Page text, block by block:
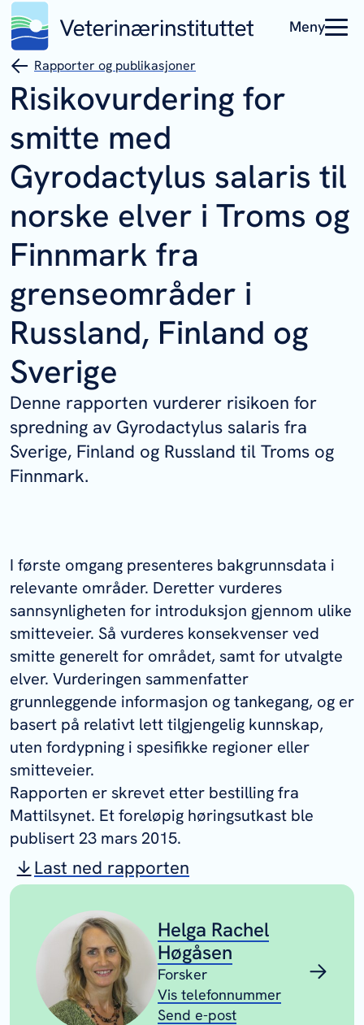
Meny
Rapporter og publikasjoner
Risikovurdering for
smitte med
Gyrodactylus salaris til
norske elver i Troms og
Finnmark fra
grenseområder i
Russland, Finland og
Sverige
Denne rapporten vurderer risikoen for
spredning av Gyrodactylus salaris fra
Sverige, Finland og Russland til Troms og
Finnmark.
I første omgang presenteres bakgrunnsdata i
relevante områder. Deretter vurderes
sannsynligheten for introduksjon gjennom ulike
smitteveier. Så vurderes konsekvenser ved
smitte generelt for området, samt for utvalgte
elver. Vurderingen sammenfatter
grunnleggende informasjon og tankegang, og er
basert på relativt lett tilgjengelig kunnskap,
uten fordypning i spesifikke regioner eller
smitteveier.
Rapporten er skrevet etter bestilling fra
Mattilsynet. Et foreløpig høringsutkast ble
publisert 23 mars 2015.
Last ned rapporten
Helga Rachel
Høgåsen
Forsker
Vis telefonnummer
Send e-post